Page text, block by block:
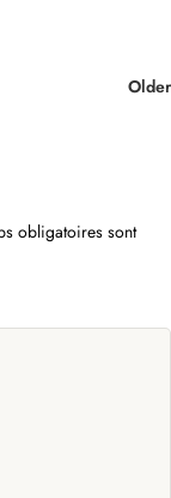
Older
obligatoires sont